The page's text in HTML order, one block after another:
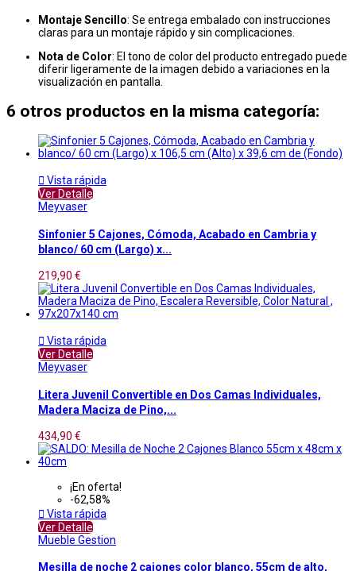
Montaje Sencillo: Se entrega embalado con instrucciones
claras para un montaje rápido y sin complicaciones.
Nota de Color: El tono de color del producto entregado puede
diferir ligeramente de la imagen debido a variaciones en la
visualización en pantalla.
6 otros productos en la misma categoría:
 Vista rápida
Ver Detalle
Meyvaser
Sinfonier 5 Cajones, Cómoda, Acabado en Cambria y
blanco/ 60 cm (Largo) x...
219,90 €
 Vista rápida
Ver Detalle
Meyvaser
Litera Juvenil Convertible en Dos Camas Individuales,
Madera Maciza de Pino,...
434,90 €
¡En oferta!
-62,58%
 Vista rápida
Ver Detalle
Mueble Gestion
Mesilla de noche 2 cajones color blanco, 55cm de alto,